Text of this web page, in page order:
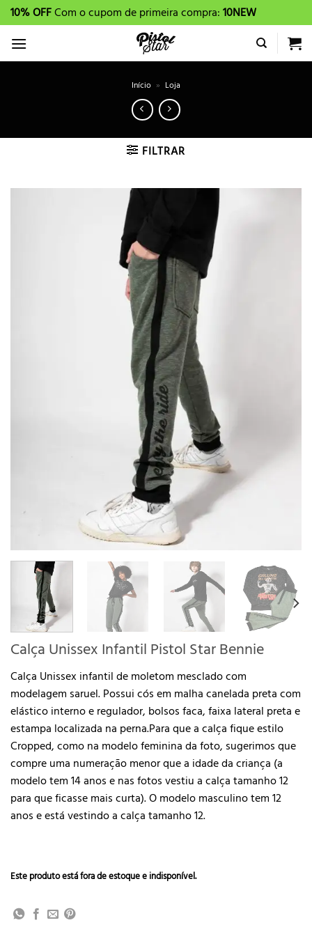
Skip
to
content
10% OFFCom o cupom de primeira compra:10NEW
Início » Loja
FILTRAR
Calça Unissex Infantil Pistol Star Bennie
Calça Unissex infantil de moletom mesclado com
modelagem saruel. Possui cós em malha canelada preta com
elástico interno e regulador, bolsos faca, faixa lateral preta e
estampa localizada na perna.Para que a calça fique estilo
Cropped, como na modelo feminina da foto, sugerimos que
compre uma numeração menor que a idade da criança (a
modelo tem 14 anos e nas fotos vestiu a calça tamanho 12
para que ficasse mais curta). O modelo masculino tem 12
anos e está vestindo a calça tamanho 12.
Este produto está fora de estoque e indisponível.